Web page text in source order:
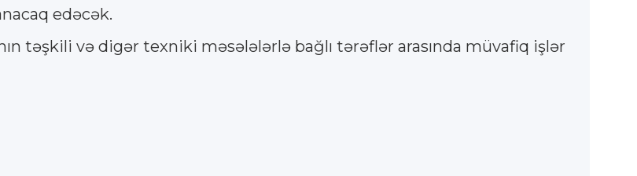
edəcək.
təşkili və digər texniki məsələlərlə bağlı tərəflər arasında müvafiq işlər